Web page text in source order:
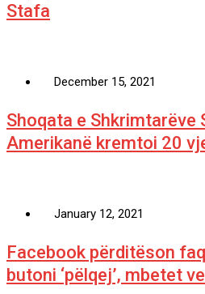
Stafa
December 15, 2021
Shoqata e Shkrimtarëve
Amerikanë kremtoi 20
January 12, 2021
Facebook përditëson
butoni ‘pëlqej’, mbetet